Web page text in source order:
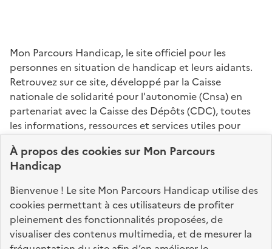
À propos descookiessur Mon Parcours
Handicap
Bienvenue ! Le site Mon Parcours Handicap utilise des
cookies permettant à ces utilisateurs de profiter
pleinement des fonctionnalités proposées, de
visualiser des contenus multimedia, et de mesurer la
Mon Parcours Handicap, le site officiel pour les
personnes en situation de handicap et leurs aidants.
Retrouvez sur ce site, développé par la Caisse
nationale de solidarité pour l'autonomie (Cnsa) en
partenariat avec la Caisse des Dépôts (CDC), toutes
les informations, ressources et services utiles pour
connaître vos droits, effectuer vos démarches,
identifier vos interlocuteurs.
Nos sites partenaires
info.gouv.fr service-public.fr legifrance.gouv.fr
data.gouv.fr